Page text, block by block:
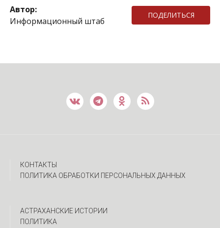
Автор:
Информационный штаб
ПОДЕЛИТЬСЯ
КОНТАКТЫ
ПОЛИТИКА ОБРАБОТКИ ПЕРСОНАЛЬНЫХ ДАННЫХ
АСТРАХАНСКИЕ ИСТОРИИ
ПОЛИТИКА